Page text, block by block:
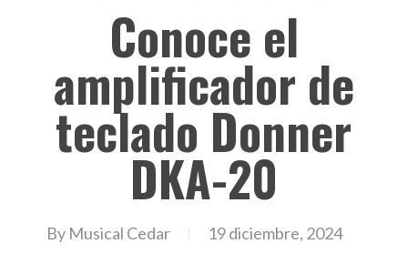
Conoce el
amplificador de
teclado Donner
DKA-20
By Musical Cedar 19 diciembre, 2024